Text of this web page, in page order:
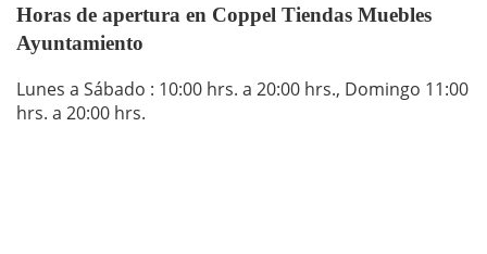
Horas de apertura en Coppel Tiendas Muebles
Ayuntamiento
Lunes a Sábado : 10:00 hrs. a 20:00 hrs., Domingo 11:00
hrs. a 20:00 hrs.